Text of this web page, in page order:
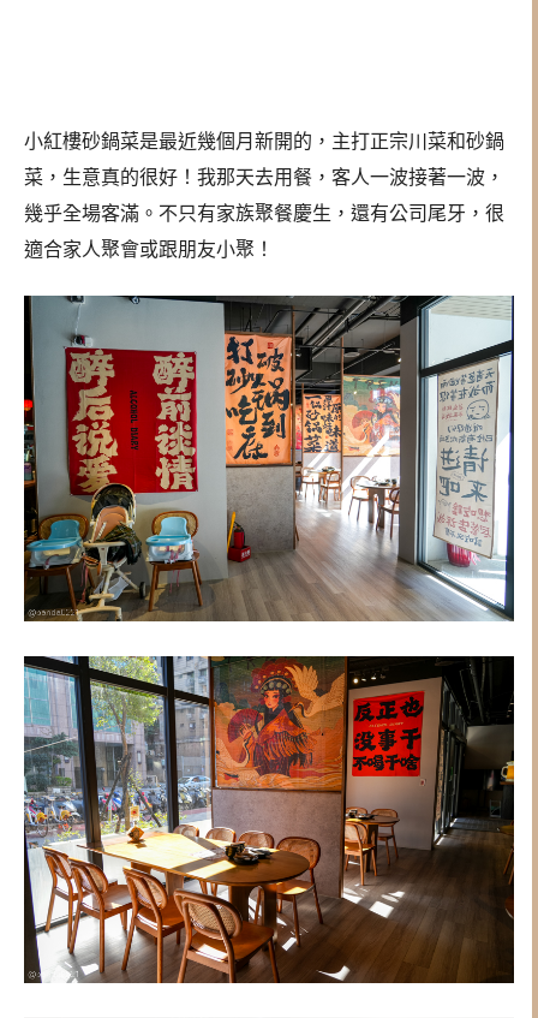
小紅樓砂鍋菜是最近幾個月新開的，主打正宗川菜和砂鍋
菜，生意真的很好！我那天去用餐，客人一波接著一波，
幾乎全場客滿。不只有家族聚餐慶生，還有公司尾牙，很
適合家人聚會或跟朋友小聚！